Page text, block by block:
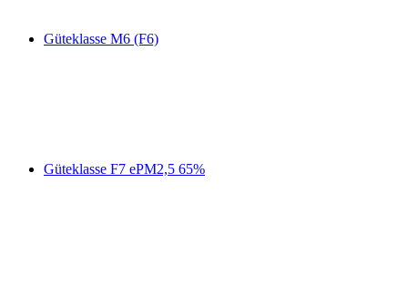
Güteklasse M6 (F6)
Güteklasse F7 ePM2,5 65%